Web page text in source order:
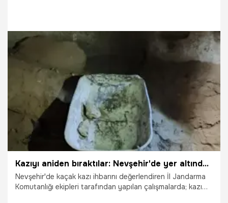
12.12.2025 Yaşam
Kazıyı aniden bıraktılar: Nevşehir'de yer altından çıktı! Jandarma olay yerinde şaşırdı
Nevşehir'de kaçak kazı ihbarını değerlendiren İl Jandarma
Komutanlığı ekipleri tarafından yapılan çalışmalarda; kazı